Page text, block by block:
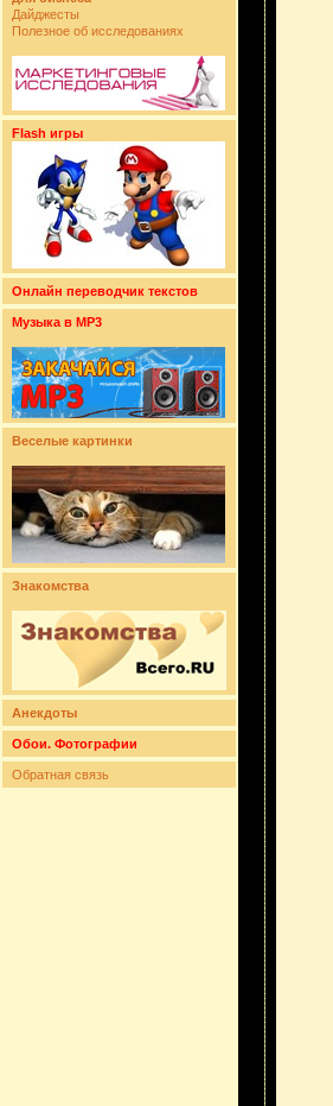
Дайджесты
Полезное об исследованиях
Flash игры
Онлайн переводчик текстов
Музыка в MP3
Веселые картинки
Знакомства
Анекдоты
Обои. Фотографии
Обратная связь